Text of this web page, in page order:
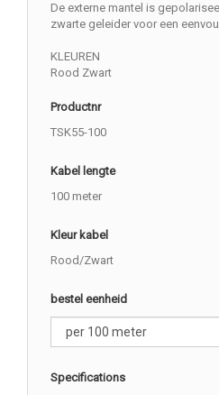
De externe mantel is
zwarte geleider voor een
KLEUREN
Rood Zwart
Productnr
TSK55-100
Kabel lengte
100 meter
Kleur kabel
Rood/Zwart
bestel eenheid
Specifications